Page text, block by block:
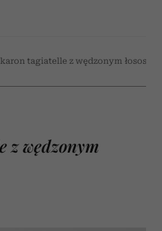
tagiatelle z wędzonym
z wędzonym